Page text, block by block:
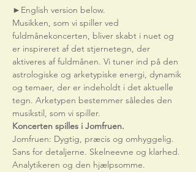
►English version below.
Musikken, som vi spiller ved
fuldmånekoncerten, bliver skabt i nuet og
er inspireret af det stjernetegn, der
aktiveres af fuldmånen. Vi tuner ind på den
astrologiske og arketypiske energi, dynamik
og temaer, der er indeholdt i det aktuelle
tegn. Arketypen bestemmer således den
musikstil, som vi spiller.
Koncerten spilles i Jomfruen.
Jomfruen: Dygtig, præcis og omhyggelig.
Sans for detaljerne. Skelneevne og klarhed.
Analytikeren og den hjælpsomme.